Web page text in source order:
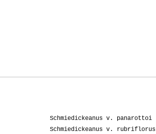
Schmiedickeanus v. panarottoi
Schmiedickeanus v. rubriflorus